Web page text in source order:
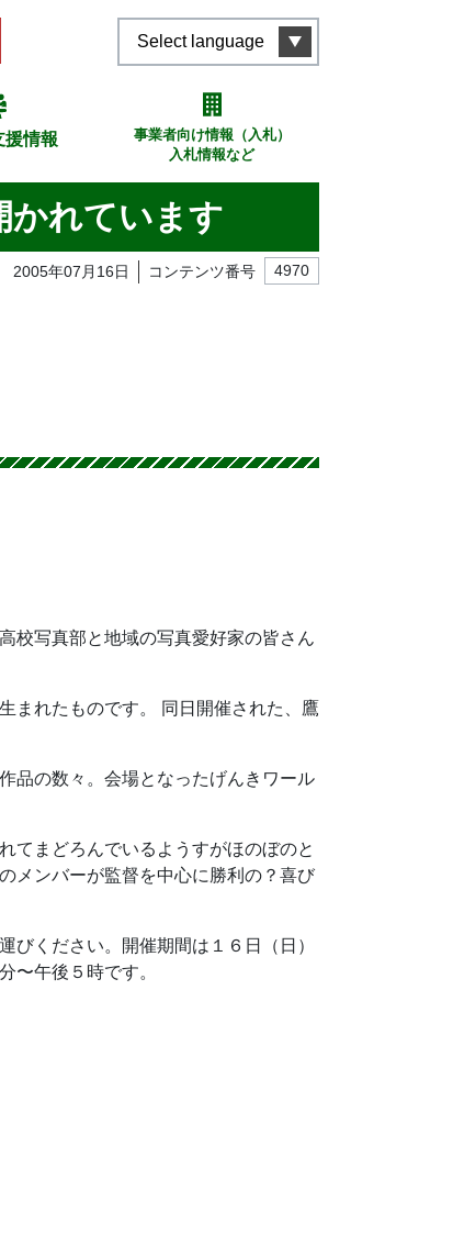
Select language
援情報
事業者向け情報（入札）
入札情報など
かれています
2005年07月16日 コンテンツ番号 4970
校写真部と地域の写真愛好家の皆さん
まれたものです。 同日開催された、鷹
品の数々。会場となったげんきワール
てまどろんでいるようすがほのぼのと
メンバーが監督を中心に勝利の？喜び
ください。開催期間は１６日（日）
〜午後５時です。